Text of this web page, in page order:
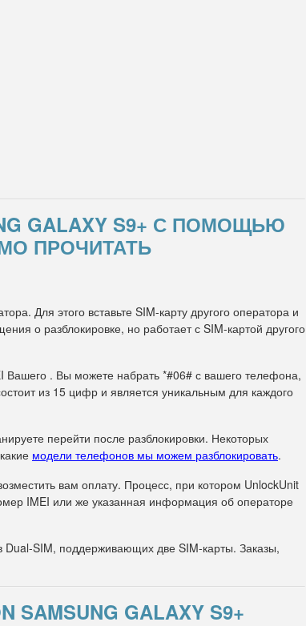
GALAXY S9+ С ПОМОЩЬЮ
ПРОЧИТАТЬ
Для этого вставьте SIM-карту другого оператора и
о разблокировке, но работает с SIM-картой другого
Вашего . Вы можете набрать *#06# с вашего телефона,
из 15 цифр и является уникальным для каждого
перейти после разблокировки. Некоторых
модели телефонов мы можем разблокировать.
вам оплату. Процесс, при котором UnlockUnit
IMEI или же указанная информация об операторе
SIM, поддерживающих две SIM-карты. Заказы,
GALAXY S9+